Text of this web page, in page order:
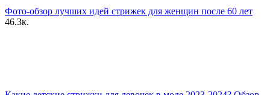
Фото-обзор лучших идей стрижек для женщин после 60 лет
46.3к.